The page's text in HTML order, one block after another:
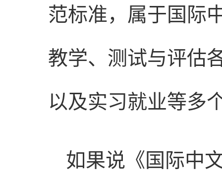
范标准，属于国际
教学、测试与评估
以及实习就业等多
如果说《国际中